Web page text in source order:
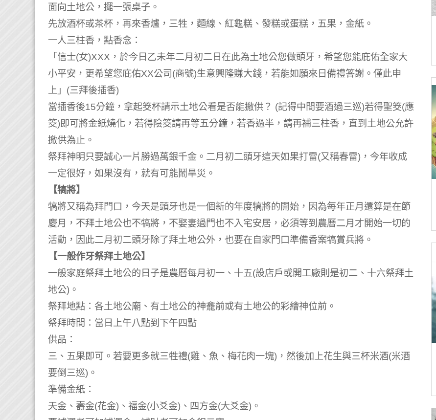
面向土地公，擺一張桌子。
先放酒杯或茶杯，再來香爐，三牲，麵線、紅龜糕、發糕或蛋糕，五果，金紙。
一人三柱香，點香念：
「信士(女)XXX，於今日乙未年二月初二日在此為土地公您做頭牙，希望您能庇佑全家大
小平安，更希望您庇佑XX公司(商號)生意興隆賺大錢，若能如願來日備禮答謝。僅此申
上」(三拜後插香)
當插香後15分鐘，拿起筊杯請示土地公看是否能撤供？ (記得中間要酒過三巡)若得聖筊(應
筊)即可將金紙燒化，若得陰筊請再等五分鐘，若香過半，請再補三柱香，直到土地公允許
撤供為止。
祭拜神明只要誠心一片勝過萬銀千金。二月初二頭牙這天如果打雷(又稱春雷)，今年收成
一定很好，如果沒有，就有可能鬧旱災。
【犒將】
犒將又稱為拜門口，今天是頭牙也是一個新的年度犒將的開始，因為每年正月還算是在節
慶月，不拜土地公也不犒將，不娶妻過門也不入宅安居，必須等到農曆二月才開始一切的
活動，因此二月初二頭牙除了拜土地公外，也要在自家門口準備香案犒賞兵將。
【一般作牙祭拜土地公】
一般家庭祭拜土地公的日子是農曆每月初一、十五(設店戶或開工廠則是初二、十六祭拜土
地公)。
祭拜地點：各土地公廟、有土地公的神龕前或有土地公的彩繪神位前。
祭拜時間：當日上午八點到下午四點
供品：
三、五果即可。若要更多就三牲禮(雞、魚、梅花肉一塊)，然後加上花生與三杯米酒(米酒
要倒三巡)。
準備金紙：
天金、壽金(花金)、福金(小爻金)、四方金(大爻金)。